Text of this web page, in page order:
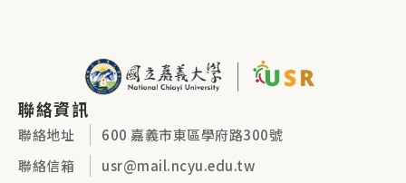
聯絡資訊
聯絡地址
600 嘉義市東區學府路300號
聯絡信箱
usr@mail.ncyu.edu.tw